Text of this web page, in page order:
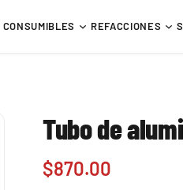
REFACCIONES
Tubo de
$870.00